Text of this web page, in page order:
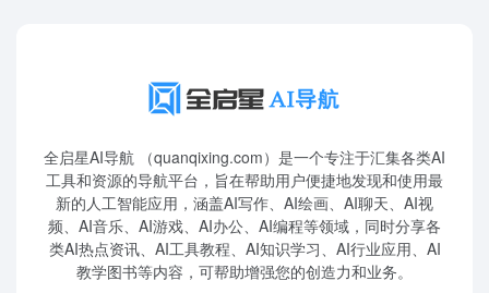
全启星AI导航 （quanqixing.com）是一个专注于汇集各类AI
工具和资源的导航平台，旨在帮助用户便捷地发现和使用最
新的人工智能应用，涵盖AI写作、AI绘画、AI聊天、AI视
频、AI音乐、AI游戏、AI办公、AI编程等领域，同时分享各
类AI热点资讯、AI工具教程、AI知识学习、AI行业应用、AI
教学图书等内容，可帮助增强您的创造力和业务。